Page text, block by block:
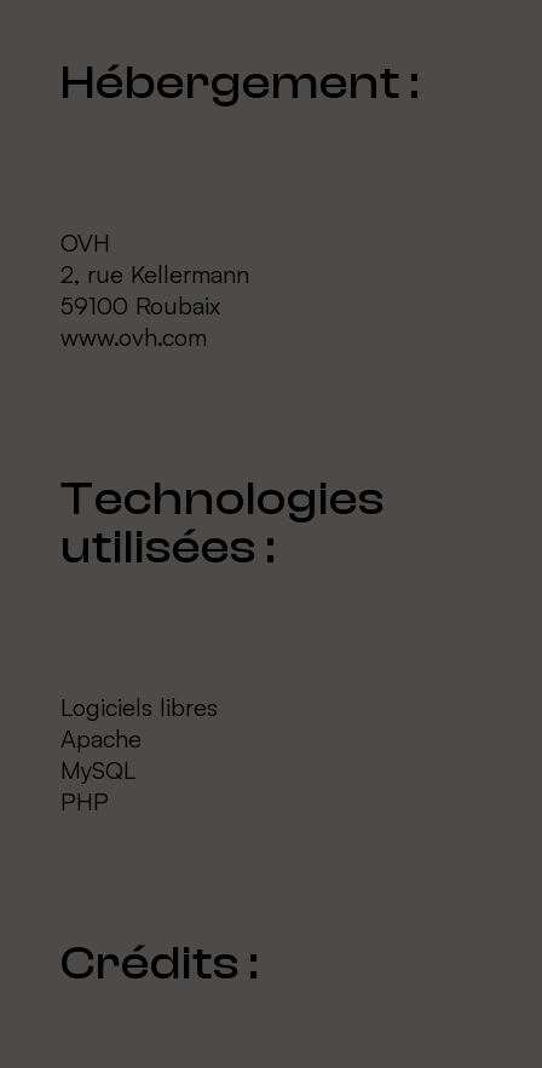
Hébergement :
OVH
2, rue Kellermann
59100 Roubaix
www.ovh.com
Technologies
utilisées :
Logiciels libres
Apache
MySQL
PHP
Crédits :